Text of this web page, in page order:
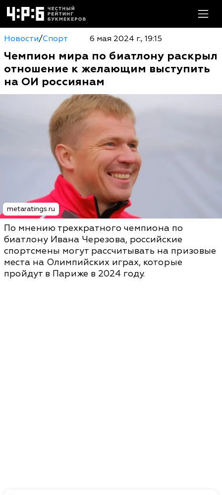
Новости/Спорт 6 мая 2024 г., 19:15
Чемпион мира по биатлону раскрыл
отношение к желающим выступить
на ОИ россиянам
metaratings.ru
По мнению трехкратного чемпиона по
биатлону Ивана Черезова, российские
спортсмены могут рассчитывать на призовые
места на Олимпийских играх, которые
пройдут в Париже в 2024 году.